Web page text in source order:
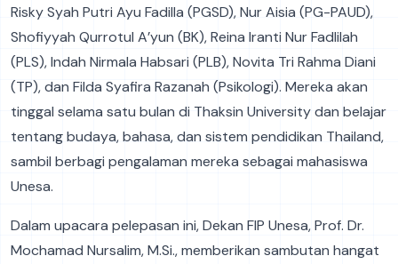
Risky Syah Putri Ayu Fadilla (PGSD), Nur Aisia (PG-PAUD),
Shofiyyah Qurrotul A’yun (BK), Reina Iranti Nur Fadlilah
(PLS), Indah Nirmala Habsari (PLB), Novita Tri Rahma Diani
(TP), dan Filda Syafira Razanah (Psikologi). Mereka akan
tinggal selama satu bulan di Thaksin University dan belajar
tentang budaya, bahasa, dan sistem pendidikan Thailand,
sambil berbagi pengalaman mereka sebagai mahasiswa
Unesa.
Dalam upacara pelepasan ini, Dekan FIP Unesa, Prof. Dr.
Mochamad Nursalim, M.Si., memberikan sambutan hangat